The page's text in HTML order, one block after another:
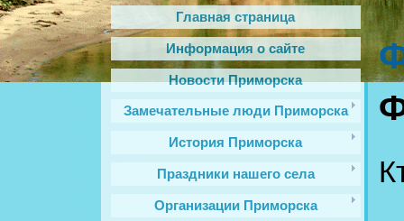
Главная страница
Информация о сайте
Новости Приморска
Замечательные люди Приморска
История Приморска
Праздники нашего села
Организации Приморска